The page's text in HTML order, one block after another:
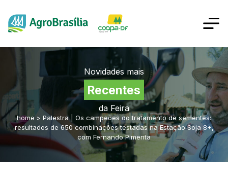
Novidades mais
Recentes
da Feira
home > Palestra | Os campeões do tratamento de sementes:
resultados de 650 combinações testadas na Estação Soja 8+,
com Fernando Pimenta